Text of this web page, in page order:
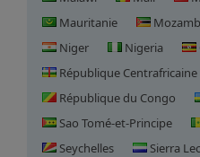
Mauritanie
Niger
Nigeria
République Centrafricaine
République du Congo
Sao Tomé-et-Principe
Seychelles
Sierra